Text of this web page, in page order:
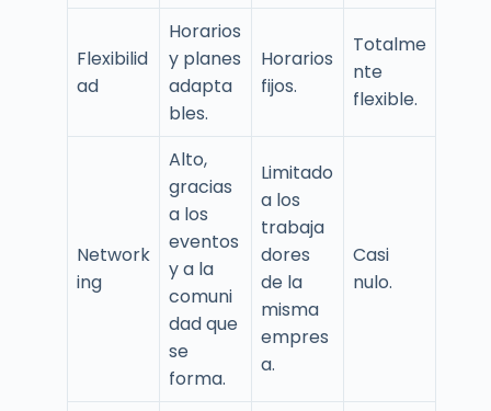
Flexibilid
ad
Horarios
y planes
adapta
bles.
Horarios
fijos.
Totalme
nte
flexible.
Network
ing
Alto,
gracias
a los
eventos
y a la
comuni
dad que
se
forma.
Limitado
a los
trabaja
dores
de la
misma
empres
a.
Casi
nulo.